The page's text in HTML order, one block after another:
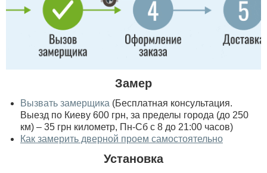
Замер
Вызвать замерщика (Бесплатная консультация.
Выезд по Киеву 600 грн, за пределы города (до 250
км) – 35 грн километр, Пн-Сб с 8 до 21:00 часов)
Как замерить дверной проем самостоятельно
Установка